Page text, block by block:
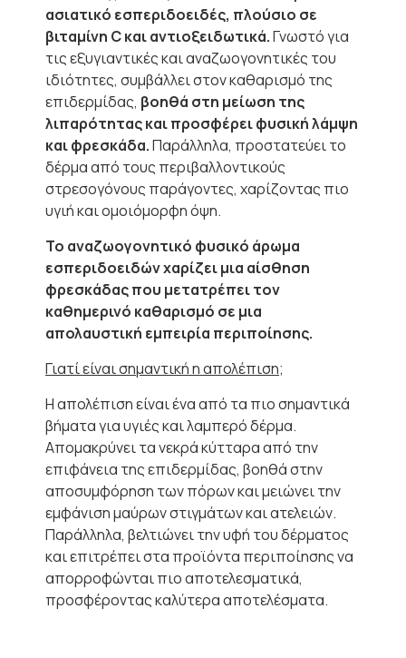
ασιατικό εσπεριδοειδές, πλούσιο σε
βιταμίνη C και αντιοξειδωτικά.Γνωστό για
τις εξυγιαντικές και αναζωογονητικές του
ιδιότητες, συμβάλλει στον καθαρισμό της
επιδερμίδας, βοηθά στη μείωση της
λιπαρότητας και προσφέρει φυσική λάμψη
και φρεσκάδα.Παράλληλα, προστατεύει το
δέρμα από τους περιβαλλοντικούς
στρεσογόνους παράγοντες, χαρίζοντας πιο
υγιή και ομοιόμορφη όψη.
Το αναζωογονητικό φυσικό άρωμα
εσπεριδοειδών χαρίζει μια αίσθηση
φρεσκάδας που μετατρέπει τον
καθημερινό καθαρισμό σε μια
απολαυστική εμπειρία περιποίησης.
Γιατί είναι σημαντική η απολέπιση;
Η απολέπιση είναι ένα από τα πιο σημαντικά
βήματα για υγιές και λαμπερό δέρμα.
Απομακρύνει τα νεκρά κύτταρα από την
επιφάνεια της επιδερμίδας, βοηθά στην
αποσυμφόρηση των πόρων και μειώνει την
εμφάνιση μαύρων στιγμάτων και ατελειών.
Παράλληλα, βελτιώνει την υφή του δέρματος
και επιτρέπει στα προϊόντα περιποίησης να
απορροφώνται πιο αποτελεσματικά,
προσφέροντας καλύτερα αποτελέσματα.